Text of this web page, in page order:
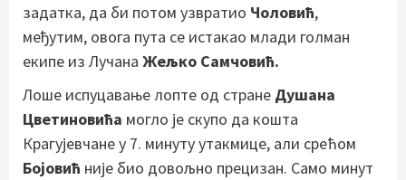
задатка, да би потом узвратио Чоловић,
међутим, овога пута се истакао млади голман
екипе из Лучана Жељко Самчовић.
Лоше испуцавање лопте од стране Душана
Цветиновића могло је скупо да кошта
Крагујевчане у 7. минуту утакмице, али срећом
Бојовић није био довољно прецизан. Само минут